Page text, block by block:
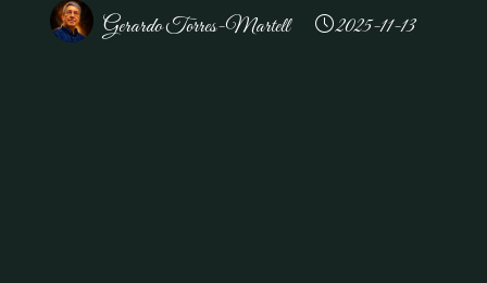
Gerardo Torres-Martell 2025-11-13